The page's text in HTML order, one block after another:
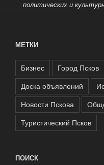
политических и
МЕТКИ
Бизнес Город Псков
Доска объявлений
Новости Пскова
Туристический Псков
ПОИСК